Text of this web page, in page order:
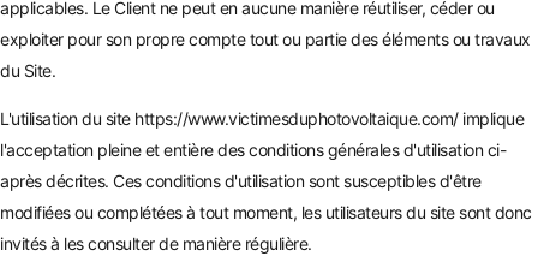
applicables. Le Client ne peut en aucune manière réutiliser, céder ou
exploiter pour son propre compte tout ou partie des éléments ou travaux
du Site.
L'utilisation du site https://www.victimesduphotovoltaique.com/implique
l'acceptation pleine et entière des conditions générales d'utilisation ci-
après décrites. Ces conditions d'utilisation sont susceptibles d'être
modifiées ou complétées à tout moment, les utilisateurs du site sont donc
invités à les consulter de manière régulière.